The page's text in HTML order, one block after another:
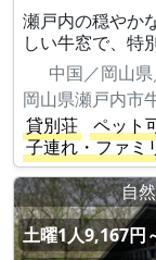
瀬戸内の穏やか
しい牛窓で、特
中国／岡山
岡山県瀬戸内市
貸別荘
ペット
子連れ・ファミ
自
土曜1人9,167円